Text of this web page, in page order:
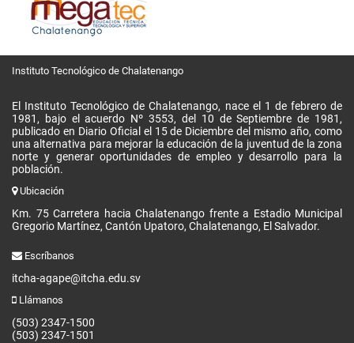
Instituto Tecnológico de Chalatenango
El Instituto Tecnológico de Chalatenango, nace el 1 de febrero de
1981, bajo el acuerdo Nº 3553, del 10 de Septiembre de 1981,
publicado en Diario Oficial el 15 de Diciembre del mismo año, como
una alternativa para mejorar la educación de la juventud de la zona
norte y generar oportunidades de empleo y desarrollo para la
población.
Ubicación
Km. 75 Carretera hacia Chalatenango frente a Estadio Municipal
Gregorio Martínez, Cantón Upatoro, Chalatenango, El Salvador.
Escríbanos
itcha-agape@itcha.edu.sv
Llámanos
(503) 2347-1500
(503) 2347-1501